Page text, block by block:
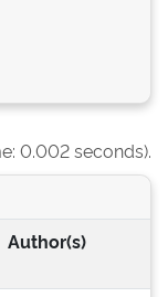
0.002 seconds).
Author(s)